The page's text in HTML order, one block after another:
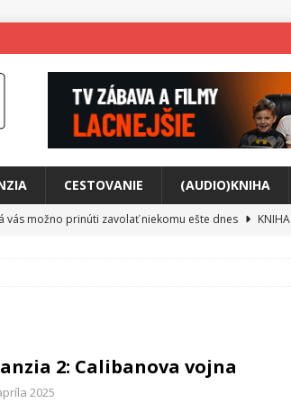
CESTOVANIE (AUDIO)KNIHA
vás možno prinúti zavolať niekomu ešte dnes
KNIHA
svet plný tajomstiev
FILM
2: Calibanova vojna
2025